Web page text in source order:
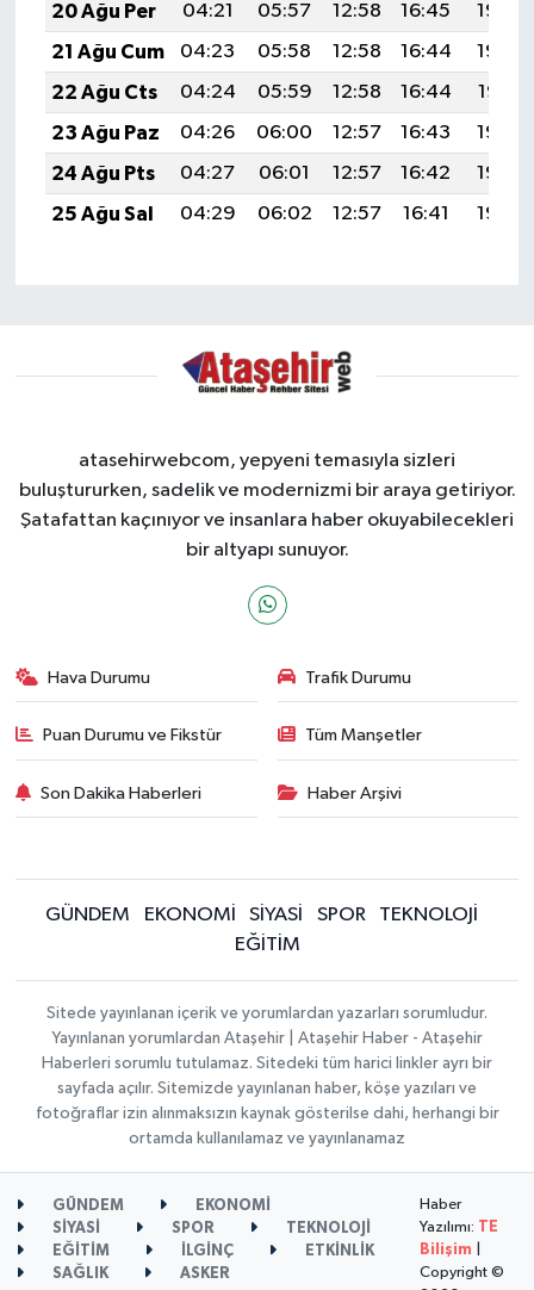
20 Ağu Per
04:21 05:57 12:58 16:45
19:50
21 Ağu Cum
04:23 05:58 12:58 16:44
19:48
22 Ağu Cts
04:24 05:59 12:58 16:44
19:47
23 Ağu Paz
04:26 06:00 12:57 16:43
19:45
24 Ağu Pts
04:27 06:01 12:57 16:42
19:43
25 Ağu Sal
04:29 06:02 12:57 16:41 19:42
atasehirwebcom, yepyeni temasıyla sizleri
buluştururken, sadelik ve modernizmi bir araya getiriyor.
Şatafattan kaçınıyor ve insanlara haber okuyabilecekleri
bir altyapı sunuyor.
Hava Durumu Trafik Durumu
Puan Durumu ve Fikstür Tüm Manşetler
Son Dakika Haberleri Haber Arşivi
GÜNDEM EKONOMİ SİYASİ SPOR
TEKNOLOJİ
EĞİTİM
Sitede yayınlanan içerik ve yorumlardan yazarları sorumludur.
Yayınlanan yorumlardan Ataşehir | Ataşehir Haber - Ataşehir
Haberleri sorumlu tutulamaz. Sitedeki tüm harici linkler ayrı bir
sayfada açılır. Sitemizde yayınlanan haber, köşe yazıları ve
fotoğraflar izin alınmaksızın kaynak gösterilse dahi, herhangi bir
ortamda kullanılamaz ve yayınlanamaz
GÜNDEM
EKONOMİ
SİYASİ
SPOR
TEKNOLOJİ
EĞİTİM
İLGİNÇ
ETKİNLİK
SAĞLIK
ASKER
Haber
Yazılımı:
TE
Bilişim
Copyright ©